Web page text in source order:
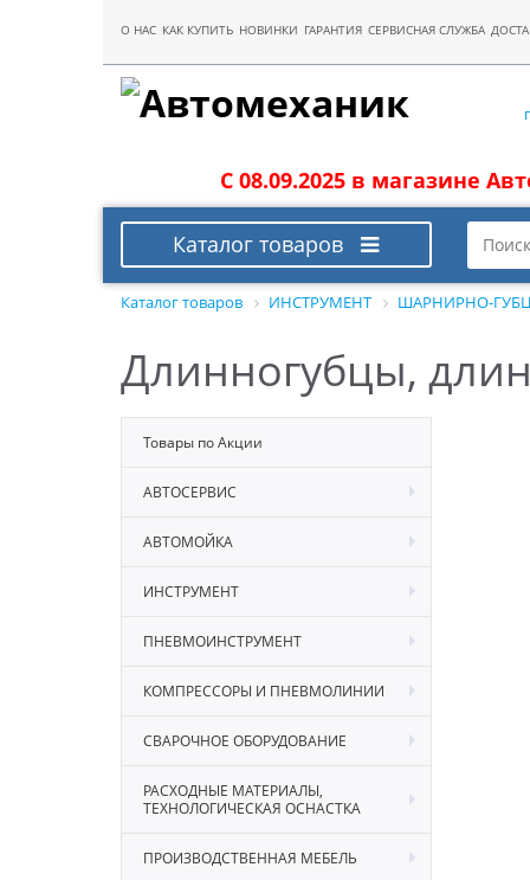
О НАС КАК КУПИТЬ НОВИНКИ ГАРАНТИЯ СЕРВИСНАЯ СЛУЖБА
С 08.09.2025 в магазине
Каталог товаров
Каталог товаров ИНСТРУМЕНТ ШАРНИРНО-
Длинногубцы,
Товары по Акции
АВТОСЕРВИС
АВТОМОЙКА
ИНСТРУМЕНТ
ПНЕВМОИНСТРУМЕНТ
КОМПРЕССОРЫ И ПНЕВМОЛИНИИ
СВАРОЧНОЕ ОБОРУДОВАНИЕ
РАСХОДНЫЕ МАТЕРИАЛЫ,
ТЕХНОЛОГИЧЕСКАЯ ОСНАСТКА
ПРОИЗВОДСТВЕННАЯ МЕБЕЛЬ